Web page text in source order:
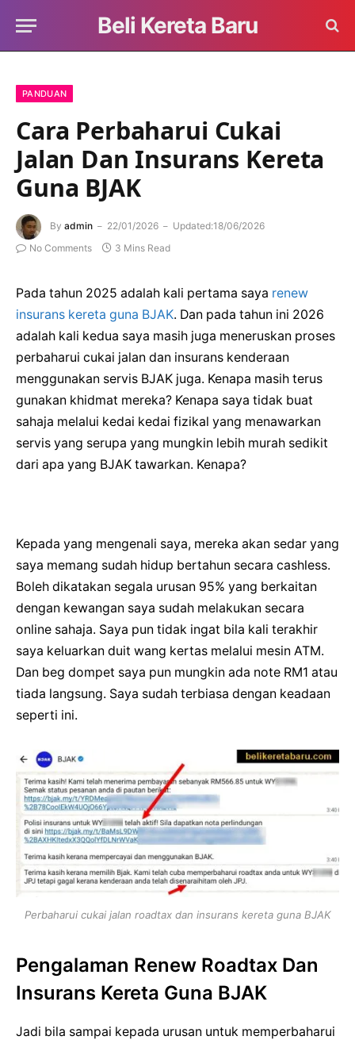
Beli Kereta Baru
PANDUAN
Cara Perbaharui Cukai
Jalan Dan Insurans Kereta
Guna BJAK
By admin 22/01/2026 Updated:18/06/2026
No Comments
3 Mins Read
Pada tahun 2025 adalah kali pertama saya renew
insurans kereta guna BJAK. Dan pada tahun ini 2026
adalah kali kedua saya masih juga meneruskan proses
perbaharui cukai jalan dan insurans kenderaan
menggunakan servis BJAK juga. Kenapa masih terus
gunakan khidmat mereka? Kenapa saya tidak buat
sahaja melalui kedai kedai fizikal yang menawarkan
servis yang serupa yang mungkin lebih murah sedikit
dari apa yang BJAK tawarkan. Kenapa?
Kepada yang mengenali saya, mereka akan sedar yang
saya memang sudah hidup bertahun secara cashless.
Boleh dikatakan segala urusan 95% yang berkaitan
dengan kewangan saya sudah melakukan secara
online sahaja. Saya pun tidak ingat bila kali terakhir
saya keluarkan duit wang kertas melalui mesin ATM.
Dan beg dompet saya pun mungkin ada note RM1 atau
tiada langsung. Saya sudah terbiasa dengan keadaan
seperti ini.
Perbaharui cukai jalan roadtax dan insurans kereta guna BJAK
Pengalaman Renew Roadtax Dan
Insurans Kereta Guna BJAK
Jadi bila sampai kepada urusan untuk memperbaharui